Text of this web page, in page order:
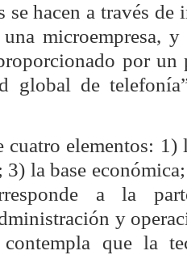
se hacen a través de
microempresa,
por un
global de
cuatro elementos: 1)
3) la base
a la
y
que la